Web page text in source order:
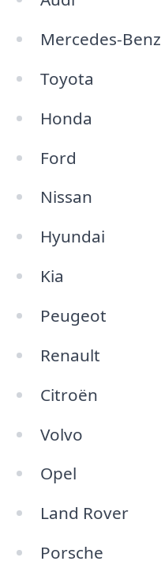
Mercedes-Benz
Toyota
Honda
Ford
Nissan
Hyundai
Kia
Peugeot
Renault
Citroën
Volvo
Opel
Land Rover
Porsche